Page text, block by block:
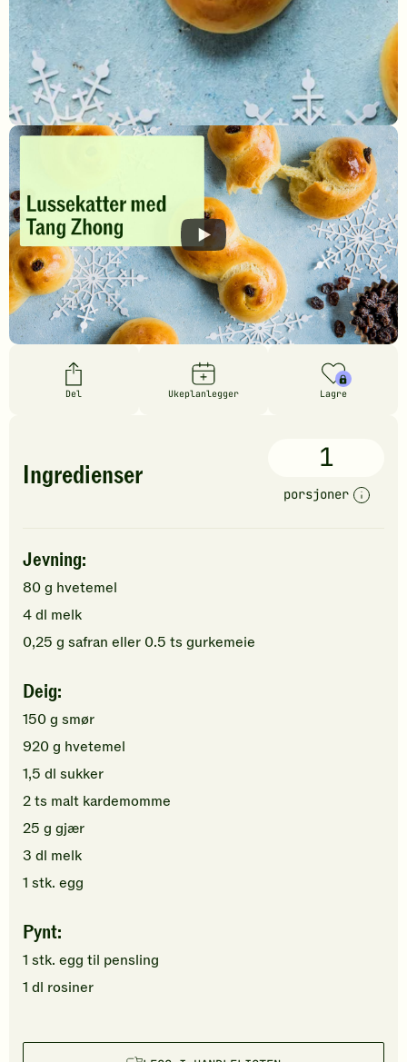
Del Ukeplanlegger Lagre
Ingredienser
1
porsjoner
Jevning:
80g hvetemel
4dl melk
0,25 g safran eller 0.5 ts gurkemeie
Deig:
150g smør
920g hvetemel
1,5 dl sukker
2ts malt kardemomme
25 g gjær
3 dl melk
1 stk. egg
Pynt:
1 stk. egg til pensling
1 dl rosiner